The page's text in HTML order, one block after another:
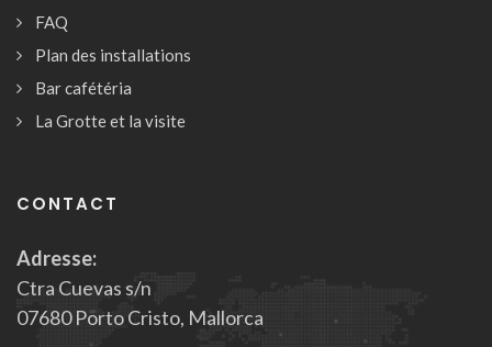
FAQ
Plan des installations
Bar cafétéria
La Grotte et la visite
CONTACT
Adresse:
Ctra Cuevas s/n
07680 Porto Cristo, Mallorca